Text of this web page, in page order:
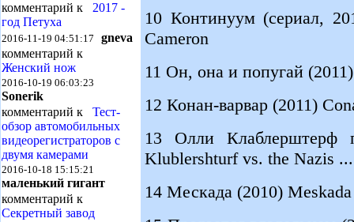
комментарий к 2017 -
год Петуха
2016-11-19 04:51:17 gneva
комментарий к
Женский нож
2016-10-19 06:03:23
Sonerik
комментарий к Тест-
обзор автомобильных
видеорегистраторов с
двумя камерами
2016-10-18 15:15:21
маленький гигант
комментарий к
Секретный завод
10 Континуум (сериал,
Cameron
11 Он, она и попугай
12 Конан-варвар (2011)
13 Олли Клаблерштерф
Klublershturf vs. the Nazis
14 Мескада (2010)